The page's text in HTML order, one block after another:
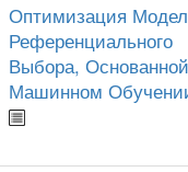
Оптимизация
Референциального
Выбора,
Машинном